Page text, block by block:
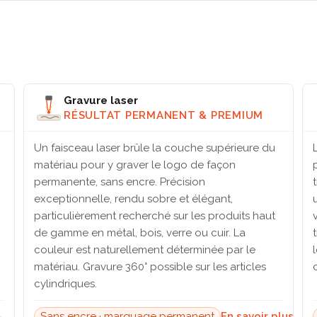
Gravure laser
RÉSULTAT PERMANENT & PREMIUM
Un faisceau laser brûle la couche supérieure du
matériau pour y graver le logo de façon
permanente, sans encre. Précision
exceptionnelle, rendu sobre et élégant,
particulièrement recherché sur les produits haut
de gamme en métal, bois, verre ou cuir. La
couleur est naturellement déterminée par le
matériau. Gravure 360° possible sur les articles
cylindriques.